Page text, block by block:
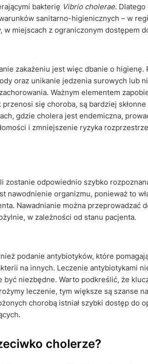
bakterię Vibrio cholerae. Dlatego
sanitarno-higienicznych – w
w miejscach z ograniczonym dostępem
zakażeniu jest więc dbanie o higienę.
oraz unikanie jedzenia surowych lub
Ważnym elementem
się choroba, są bardziej
gdzie cholera jest endemiczna,
i zmniejszenie ryzyka
zostanie odpowiednio szybko
nawodnienie organizmu, ponieważ to
Nawadnianie można przeprowadzać
w zależności od stanu pacjenta.
podanie antybiotyków, które
na innych. Leczenie antybiotykami
niezbędne. Warto podkreślić, że
leczenie, tym większe są szanse
chorobą istniał szybki dostęp do
cholerze?